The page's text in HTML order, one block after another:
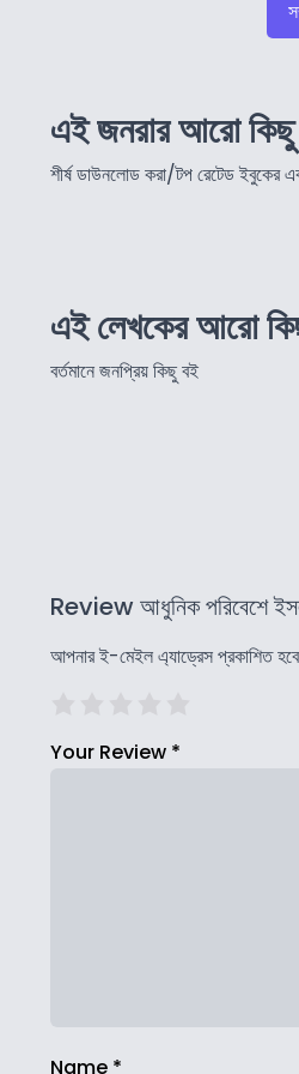
এই জনরার আরো কিছু
শীর্ষ ডাউনলোড করা/টপ রেটেড ইবুকের
এই লেখকের আরো
বর্তমানে জনপ্রিয় কিছু বই
Review আধুনিক পরিবেশে
আপনার ই-মেইল এ্যাড্রেস প্রকাশিত হবে
Your Review *
Name *